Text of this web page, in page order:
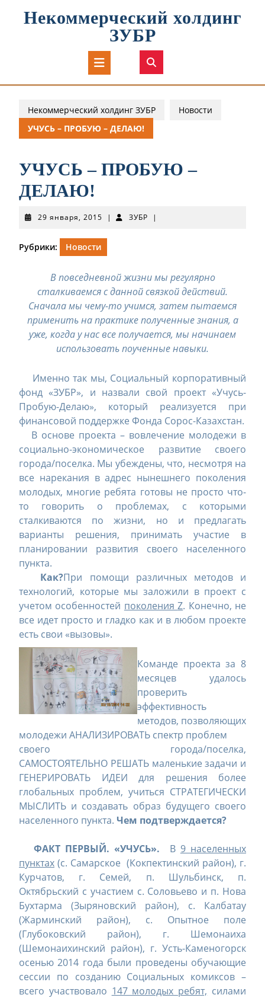
Некоммерческий холдинг
ЗУБР
Кнопка
Открыть
Некоммерческий холдинг ЗУБР
Новости
УЧУСЬ – ПРОБУЮ – ДЕЛАЮ!
УЧУСЬ – ПРОБУЮ –
ДЕЛАЮ!
29 января, 2015 29
2015
| ЗУБР ЗУБР
|
Рубрики: Новости
В повседневной жизни мы регулярно
сталкиваемся с данной связкой действий.
Сначала мы чему-то учимся, затем пытаемся
применить на практике полученные знания, а
уже, когда у нас все получается, мы начинаем
использовать поученные навыки.
Именно так мы, Социальный корпоративный
фонд «ЗУБР», и назвали свой проект «Учусь-
Пробую-Делаю», который реализуется при
финансовой поддержке Фонда Сорос-Казахстан.
В основе проекта – вовлечение молодежи в
социально-экономическое развитие своего
города/поселка. Мы убеждены, что, несмотря на
все нарекания в адрес нынешнего поколения
молодых, многие ребята готовы не просто что-
то говорить о проблемах, с которыми
сталкиваются по жизни, но и предлагать
варианты решения, принимать участие в
планировании развития своего населенного
пункта.
Как?При помощи различных методов и
технологий, которые мы заложили в проект с
учетом особенностей поколенияZ. Конечно, не
все идет просто и гладко как и в любом проекте
есть свои «вызовы».
Команде проекта за 8
месяцев удалось
проверить
эффективность
методов, позволяющих
молодежи АНАЛИЗИРОВАТЬ спектр проблем
своего города/поселка,
САМОСТОЯТЕЛЬНО РЕШАТЬ маленькие задачи и
ГЕНЕРИРОВАТЬ ИДЕИ для решения более
глобальных проблем, учиться СТРАТЕГИЧЕСКИ
МЫСЛИТЬ и создавать образ будущего своего
населенного пункта. Чем подтверждается?
ФАКТ ПЕРВЫЙ. «УЧУСЬ». В 9 населенных
пунктах (с. Самарское (Кокпектинский район), г.
Курчатов, г. Семей, п. Шульбинск, п.
Октябрьский с участием с. Соловьево и п. Нова
Бухтарма (Зыряновский район), с. Калбатау
(Жарминский район), с. Опытное поле
(Глубоковский район), г. Шемонаиха
(Шемонаихинский район), г. Усть-Каменогорск
осенью 2014 года были проведены обучающие
сессии по созданию Социальных комиксов –
всего участвовало 147 молодых ребят, силами